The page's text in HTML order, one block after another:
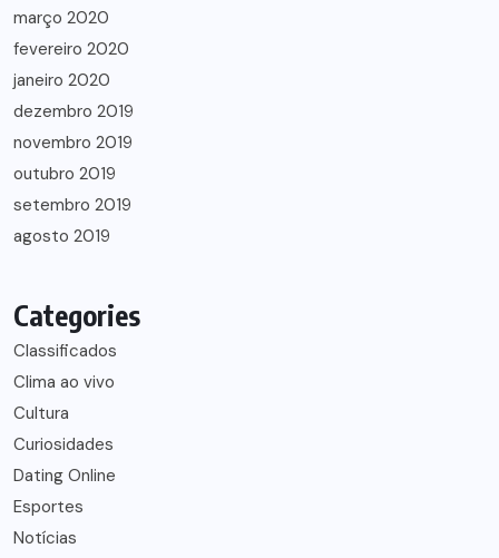
março 2020
fevereiro 2020
janeiro 2020
dezembro 2019
novembro 2019
outubro 2019
setembro 2019
agosto 2019
Categories
Classificados
Clima ao vivo
Cultura
Curiosidades
Dating Online
Esportes
Notícias